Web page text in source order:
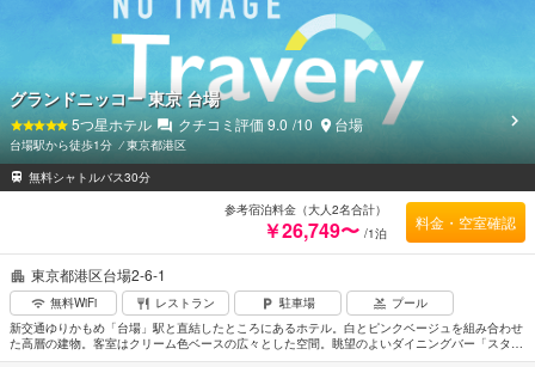
東京都港区台場2-6-1
無料WiFi レストラン 駐車場
プール
新交通ゆりかもめ「台場」駅と直結したところにあるホテル。白とピンクベージュを組み合わせ
た高層の建物。客室はクリーム色ベースの広々とした空間。眺望のよいダイニングバー「スター
ロード」もある。宴会場は最大約3200名まで収容可能、屋外のテラスプール「グランブルー」
グランドニッコー 東京 台場
5つ星ホテル クチコミ評価9.0 /10 台場
台場駅から徒歩1分 ⁄東京都港区
無料シャトルバス30分
参考宿泊料金（大人2名合計）
￥26,749〜 /1泊
料金・空室確認